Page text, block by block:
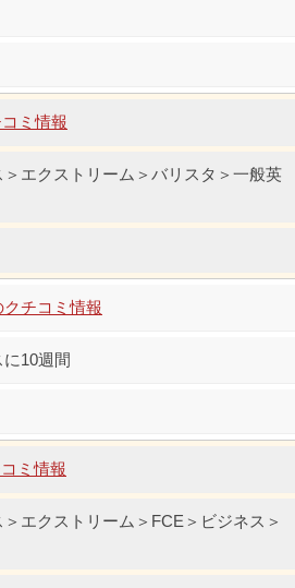
ミ情報
エクストリーム＞バリスタ＞一般英
チコミ情報
10週間
ミ情報
エクストリーム＞FCE＞ビジネス＞